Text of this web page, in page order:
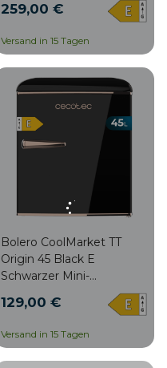
Klasse E, ICEBOX, Innen-
Glasschalen.
259,00 €
Versand in 15 Tagen
Bolero CoolMarket TT
Origin 45 Black E
Schwarzer Mini-
Retro-Stil, 55 cm hoch und
Fassungsvermögen,
Energieklasse E, Icebox
129,00 €
Versand in 15 Tagen